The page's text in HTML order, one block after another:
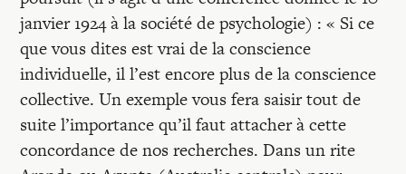
janvier 1924 à la société de psychologie) : « Si ce
que vous dites est vrai de la conscience
individuelle, il l’est encore plus de la conscience
collective. Un exemple vous fera saisir tout de
suite l’importance qu’il faut attacher à cette
concordance de nos recherches. Dans un rite